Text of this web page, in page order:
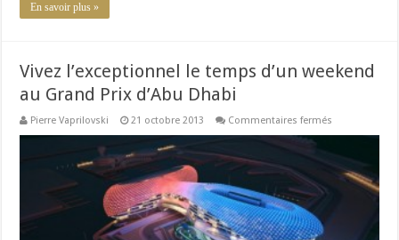
En savoir plus »
Vivez l’exceptionnel le temps d’un weekend
au Grand Prix d’Abu Dhabi
Pierre Vaprilovski 21 octobre 2013 Commentaires fermés
d’un
weekend